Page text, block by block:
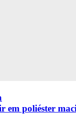
em poliéster